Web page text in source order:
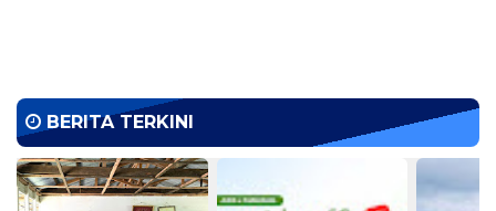
BERITA TERKINI